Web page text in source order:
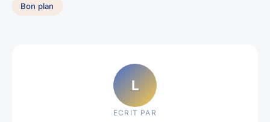
Bon plan
L
ECRIT PAR